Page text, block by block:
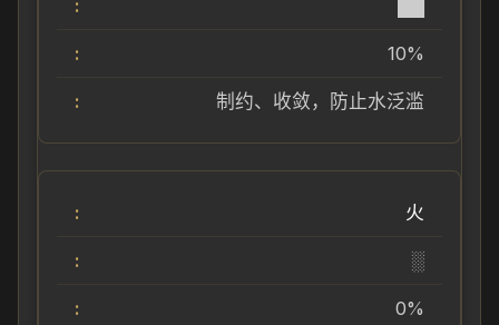
10%
制约、收敛，防止水泛滥
火
░
0%